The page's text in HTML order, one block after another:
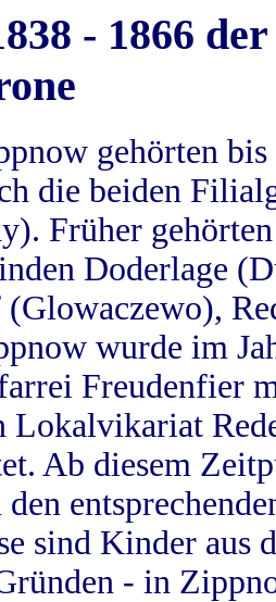
- 1866
gehörten
die beiden
Früher
Doderlage
wurde im
Freudenfier
Lokalvikariat
Ab diesem
sind Kinder aus
- in